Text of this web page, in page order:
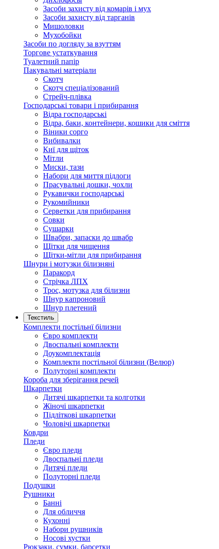
Засоби захисту від комарів і мух
Засоби захисту від тарганів
Мишоловки
Мухобойки
Засоби по догляду за взуттям
Торгове устаткування
Туалетний папір
Пакувальні матеріали
Скотч
Скотч спеціалізований
Стрейч-плівка
Господарські товари і прибирання
Відра господарські
Відра, баки, контейнери, кошики для сміття
Віники сорго
Вибивалки
Киї для щіток
Мітли
Миски, тази
Набори для миття підлоги
Прасувальні дошки, чохли
Рукавички господарські
Рукомийники
Серветки для прибирання
Совки
Сушарки
Швабри, запаски до швабр
Щітки для чищення
Щітки-мітли для прибирання
Шнури і мотузки білизняні
Паракорд
Стрічка ЛПХ
Трос, мотузка для білизни
Шнур капроновий
Шнур плетений
Текстиль
Комплекти постільнї білизни
Євро комплекти
Двоспальні комплекти
Доукомплектація
Комплекти постільної білизни (Велюр)
Полуторні комплекти
Короба для зберігання речей
Шкарпетки
Дитячі шкарпетки та колготки
Жіночі шкарпетки
Підліткові шкарпетки
Чоловічі шкарпетки
Ковдри
Пледи
Євро пледи
Двоспальні пледи
Дитячі пледи
Полуторні пледи
Подушки
Рушники
Банні
Для обличчя
Кухонні
Набори рушників
Носові хустки
Рюкзаки, сумки, барсетки